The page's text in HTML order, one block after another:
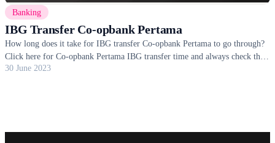
Banking
IBG Transfer Co-opbank Pertama
How long does it take for IBG transfer Co-opbank Pertama to go through?
Click here for Co-opbank Pertama IBG transfer time and always check the
transfer status.
30 June 2023